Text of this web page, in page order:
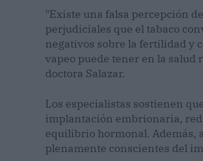
"Existe una falsa percepción
perjudiciales que el tabaco
negativos sobre la fertilidad y
vapeo puede tener en la salud
doctora Salazar.
Los especialistas sostienen
implantación embrionaria,
equilibrio hormonal. Además,
plenamente conscientes del